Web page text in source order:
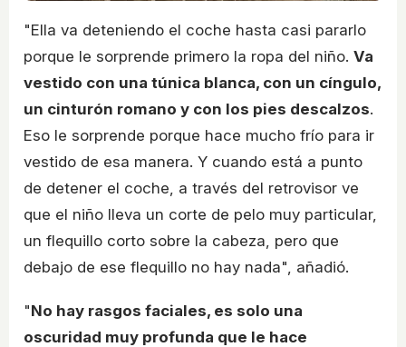
"Ella va deteniendo el coche hasta casi pararlo
porque le sorprende primero la ropa del niño. Va
vestido con una túnica blanca, con un cíngulo,
un cinturón romano y con los pies descalzos.
Eso le sorprende porque hace mucho frío para ir
vestido de esa manera. Y cuando está a punto
de detener el coche, a través del retrovisor ve
que el niño lleva un corte de pelo muy particular,
un flequillo corto sobre la cabeza, pero que
debajo de ese flequillo no hay nada", añadió.
"No hay rasgos faciales, es solo una
oscuridad muy profunda que le hace